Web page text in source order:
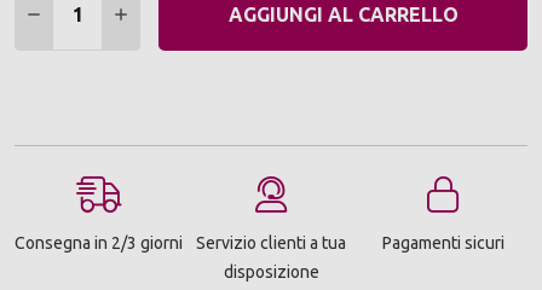
DIMINUIRE QUANTITÀ:
AUMENTARE QUANTITÀ:
AGGIUNGI AL CARRELLO
Consegna in 2/3 giorni
Servizio clienti a tua
disposizione
Pagamenti sicuri